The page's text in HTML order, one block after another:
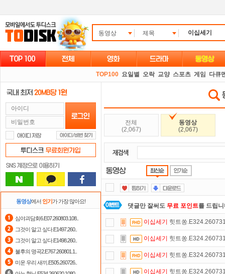
동영상 제목
TOP100 요일별 오락 교양 스포츠 게임 다큐
동영상에서 인기가 가장 많아요!
심야괴담회6.E07.260803.108..
그것이 알고 싶다.E1497.260..
그것이 알고 싶다.E1498.260..
불후의 명곡2.E767.260801.1..
미운 우리 새끼.E505.260726..
전체
(2,067)
동영상
(2,067)
댓글만 잘써도 무료 포인트를 드립
요즘 뭐가 재밌지?고민되면 눌러봐!
스마트TV로 투디스크 영화,드라마,
포인트 할인쿠폰 사용방법
이십세기 힛트쏭
이십세기 힛트쏭
이십세기 힛트쏭
이십세기 힛트쏭